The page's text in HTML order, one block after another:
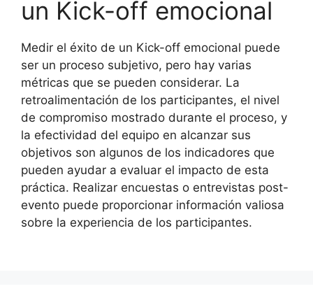
un Kick-off emocional
Medir el éxito de un Kick-off emocional puede
ser un proceso subjetivo, pero hay varias
métricas que se pueden considerar. La
retroalimentación de los participantes, el nivel
de compromiso mostrado durante el proceso, y
la efectividad del equipo en alcanzar sus
objetivos son algunos de los indicadores que
pueden ayudar a evaluar el impacto de esta
práctica. Realizar encuestas o entrevistas post-
evento puede proporcionar información valiosa
sobre la experiencia de los participantes.